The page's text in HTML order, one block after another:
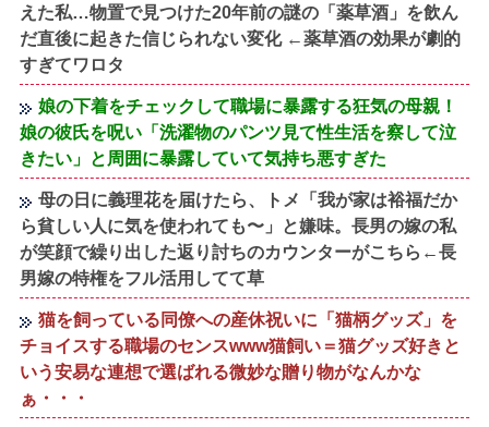
えた私…物置で見つけた20年前の謎の「薬草酒」を飲ん
だ直後に起きた信じられない変化 ←薬草酒の効果が劇的
すぎてワロタ
娘の下着をチェックして職場に暴露する狂気の母親！
娘の彼氏を呪い「洗濯物のパンツ見て性生活を察して泣
きたい」と周囲に暴露していて気持ち悪すぎた
母の日に義理花を届けたら、トメ「我が家は裕福だか
ら貧しい人に気を使われても〜」と嫌味。長男の嫁の私
が笑顔で繰り出した返り討ちのカウンターがこちら←長
男嫁の特権をフル活用してて草
猫を飼っている同僚への産休祝いに「猫柄グッズ」を
チョイスする職場のセンスwww猫飼い＝猫グッズ好きと
いう安易な連想で選ばれる微妙な贈り物がなんかな
ぁ・・・